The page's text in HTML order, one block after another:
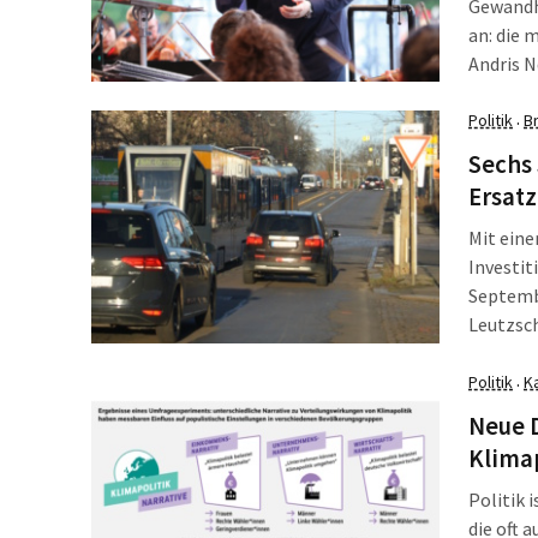
an: die
Andris
[…]
Politik·
Mit
Politik·
Neue
Politik
die oft